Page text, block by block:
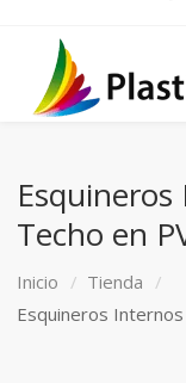
Techo en
Inicio
Tienda
Esquineros